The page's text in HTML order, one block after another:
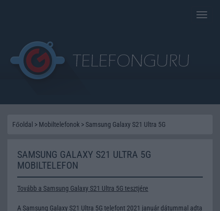
Toggle
Főoldal > Mobiltelefonok > Samsung Galaxy S21 Ultra 5G
SAMSUNG GALAXY S21 ULTRA 5G
MOBILTELEFON
Tovább a Samsung Galaxy S21 Ultra 5G tesztjére
A Samsung Galaxy S21 Ultra 5G telefont 2021 január dátummal adta